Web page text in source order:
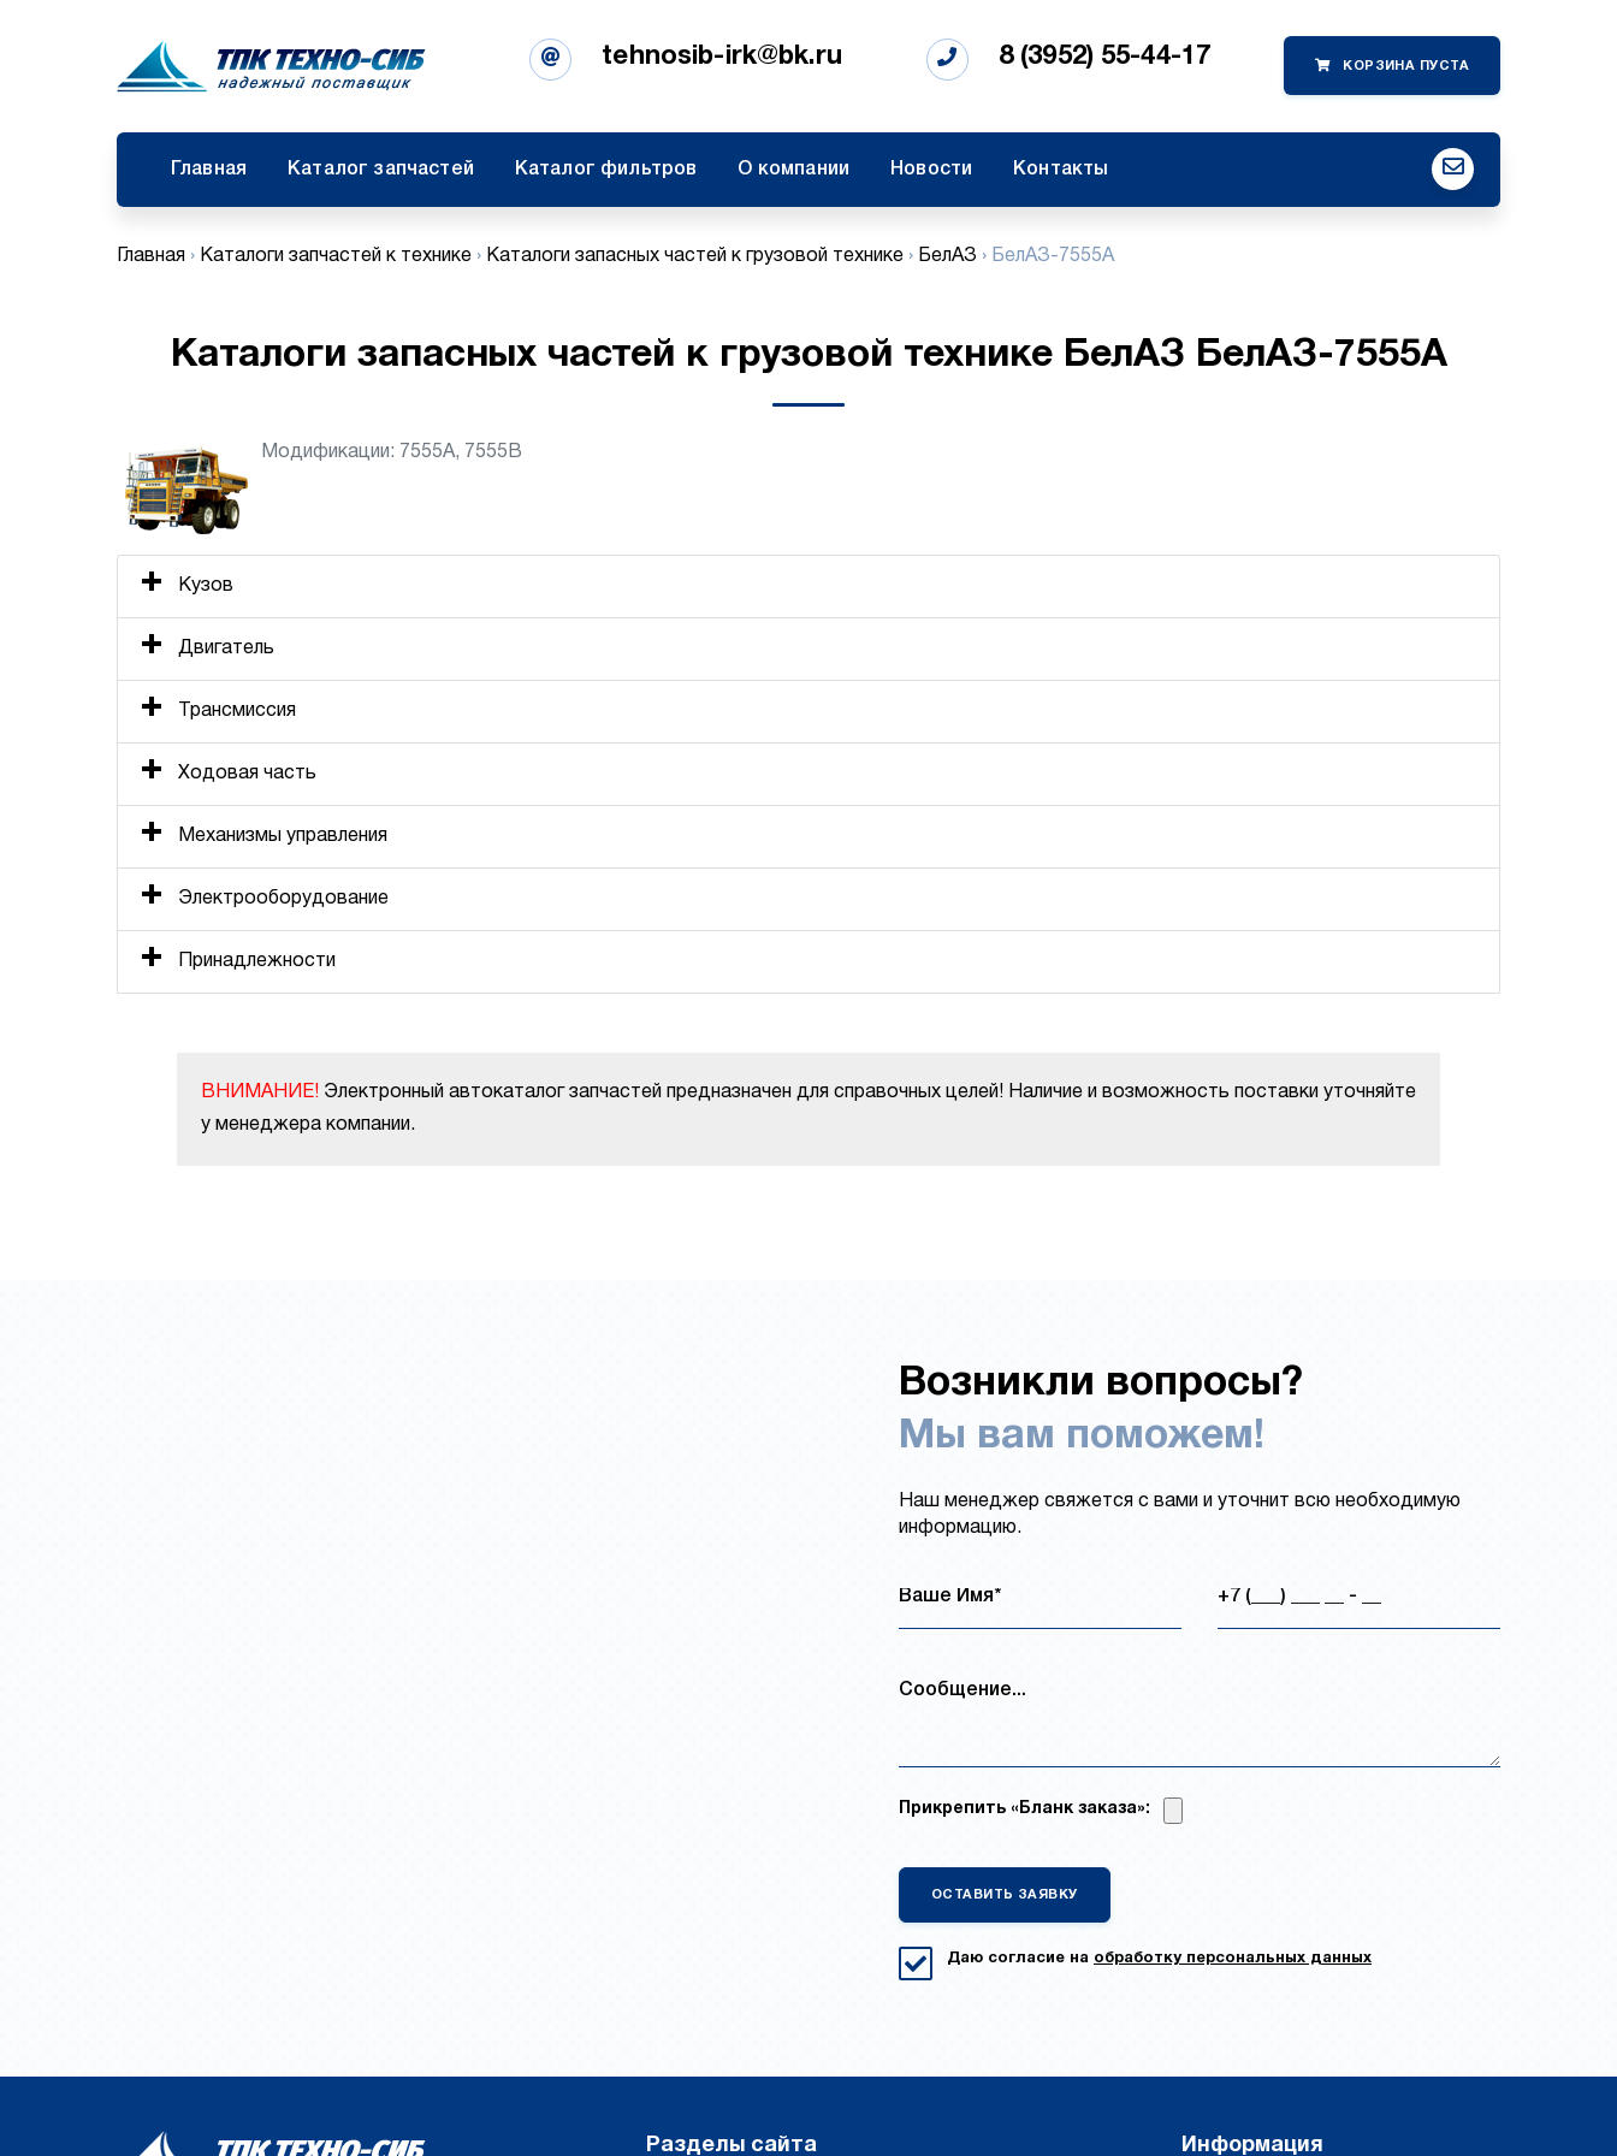
8 (3952) 55-44-17
tehnosib-irk@bk.ru
Главная Каталог запчастей Каталог фильтров О компании Новости Контакты
Главная › Каталоги запчастей к технике › Каталоги запасных частей к грузовой технике › БелАЗ › БелАЗ-7555A
Каталоги запасных частей к грузовой технике БелАЗ БелАЗ-7555A
Модификации: 7555А, 7555B
Кузов
Двигатель
Трансмиссия
Ходовая часть
Механизмы управления
Электрооборудование
Принадлежности
ВНИМАНИЕ! Электронный автокаталог запчастей предназначен для справочных целей! Наличие и возможность поставки уточняйте
у менеджера компании.
Возникли вопросы?
Мы вам поможем!
Наш менеджер свяжется с вами и уточнит всю необходимую
информацию.
Прикрепить «Бланк заказа»:
Даю согласие на обработку персональных данных
Разделы сайта Информация